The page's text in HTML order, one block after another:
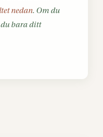
nedan. Om du
bara ditt